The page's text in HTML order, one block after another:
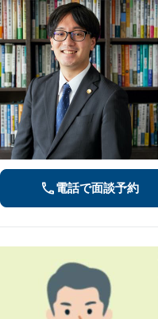
電話で面談予約